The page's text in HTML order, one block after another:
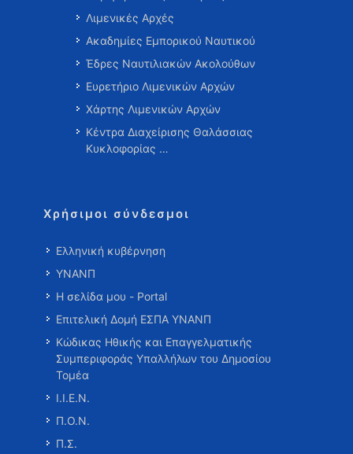
Λιμενικές Αρχές
Ακαδημίες Εμπορικού Ναυτικού
Έδρες Ναυτιλιακών Ακολούθων
Ευρετήριο Λιμενικών Αρχών
Χάρτης Λιμενικών Αρχών
Κέντρα Διαχείρισης Θαλάσσιας
Κυκλοφορίας …
Χρήσιμοι σύνδεσμοι
Ελληνική κυβέρνηση
ΥΝΑΝΠ
Η σελίδα μου - Portal
Επιτελική Δομή ΕΣΠΑ ΥΝΑΝΠ
Κώδικας Ηθικής και Επαγγελματικής
Συμπεριφοράς Υπαλλήλων του Δημοσίου
Τομέα
Ι.Ι.Ε.Ν.
Π.Ο.Ν.
Π.Σ.